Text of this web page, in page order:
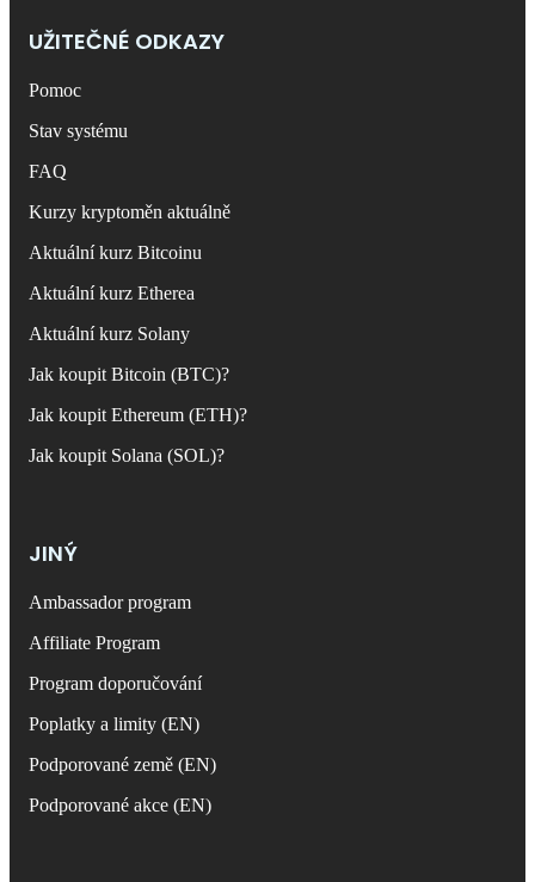
UŽITEČNÉ ODKAZY
Pomoc
Stav systému
FAQ
Kurzy kryptoměn aktuálně
Aktuální kurz Bitcoinu
Aktuální kurz Etherea
Aktuální kurz Solany
Jak koupit Bitcoin (BTC)?
Jak koupit Ethereum (ETH)?
Jak koupit Solana (SOL)?
JINÝ
Ambassador program
Affiliate Program
Program doporučování
Poplatky a limity (EN)
Podporované země (EN)
Podporované akce (EN)